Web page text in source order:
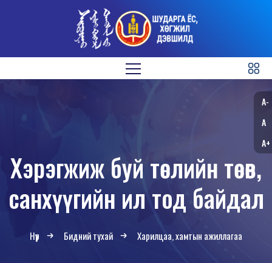
Хэрэгжиж буй төслийн төсөв,
санхүүгийн ил тод байдал
Нүүр Бидний тухай Харилцаа, хамтын ажиллагаа
A-
A
A+